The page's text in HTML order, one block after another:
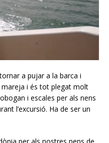
a pujar a la barca i
i és tot plegat molt
i escales per als nens
l’excursió. Ha de ser un